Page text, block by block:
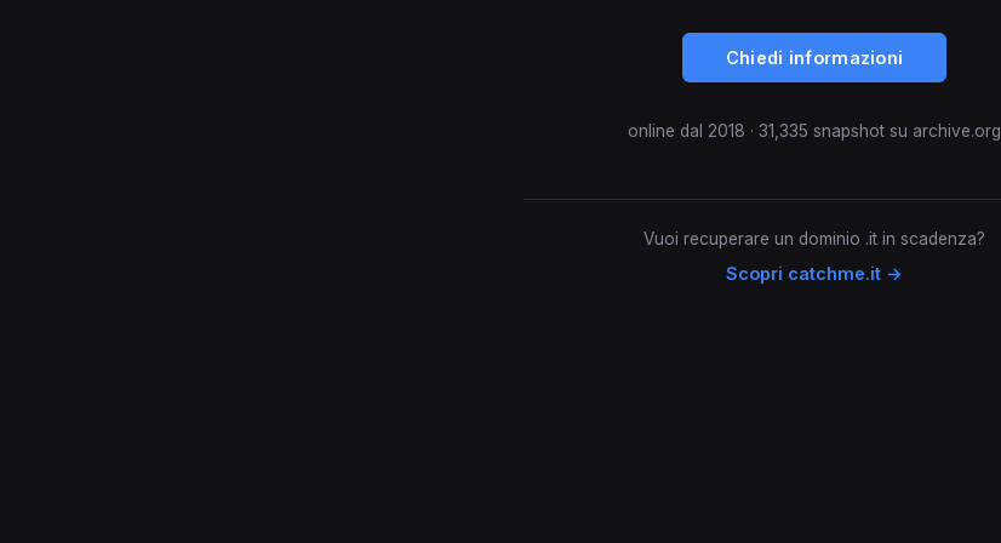
Chiedi informazioni
online dal 2018 · 31,335 snapshot su archive.org
Vuoi recuperare un dominio .it in scadenza?
Scopri catchme.it →